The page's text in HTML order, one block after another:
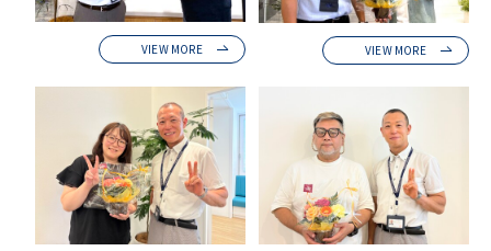
VIEW MORE VIEW MORE